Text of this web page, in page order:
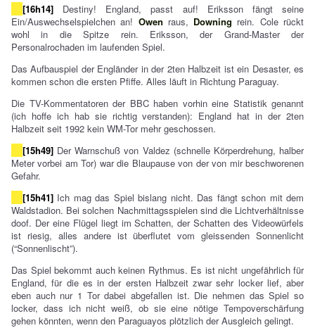
[16h14] Destiny! England, passt auf! Eriksson fängt seine
Ein/Auswechselspielchen an! Owen raus, Downing rein. Cole rückt
wohl in die Spitze rein. Eriksson, der Grand-Master der
Personalrochaden im laufenden Spiel.
Das Aufbauspiel der Engländer in der 2ten Halbzeit ist ein Desaster, es
kommen schon die ersten Pfiffe. Alles läuft in Richtung Paraguay.
Die TV-Kommentatoren der BBC haben vorhin eine Statistik genannt
(ich hoffe ich hab sie richtig verstanden): England hat in der 2ten
Halbzeit seit 1992 kein WM-Tor mehr geschossen.
[15h49] Der Warnschuß von Valdez (schnelle Körperdrehung, halber
Meter vorbei am Tor) war die Blaupause von der von mir beschworenen
Gefahr.
[15h41] Ich mag das Spiel bislang nicht. Das fängt schon mit dem
Waldstadion. Bei solchen Nachmittagsspielen sind die Lichtverhältnisse
doof. Der eine Flügel liegt im Schatten, der Schatten des Videowürfels
ist riesig, alles andere ist überflutet vom gleissenden Sonnenlicht
(“Sonnenlischt”).
Das Spiel bekommt auch keinen Rythmus. Es ist nicht ungefährlich für
England, für die es in der ersten Halbzeit zwar sehr locker lief, aber
eben auch nur 1 Tor dabei abgefallen ist. Die nehmen das Spiel so
locker, dass ich nicht weiß, ob sie eine nötige Tempoverschärfung
gehen könnten, wenn den Paraguayos plötzlich der Ausgleich gelingt.